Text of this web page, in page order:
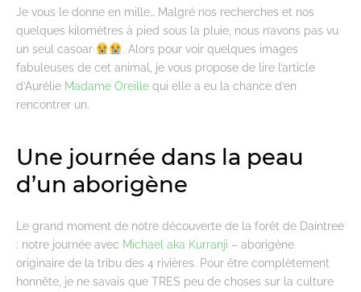
Je vous le donne en mille… Malgré nos recherches et nos
quelques kilomètres à pied sous la pluie, nous n’avons pas vu
un seul casoar
. Alors pour voir quelques images
fabuleuses de cet animal, je vous propose de lire l’article
d’Aurélie Madame Oreille qui elle a eu la chance d’en
rencontrer un.
Une journée dans la peau
d’un aborigène
Le grand moment de notre découverte de la forêt de Daintree
: notre journée avec Michael aka Kurranji – aborigène
originaire de la tribu des 4 rivières. Pour être complètement
honnête, je ne savais que TRES peu de choses sur la culture